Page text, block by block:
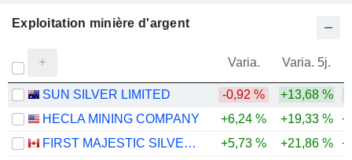
Exploitation minière d'argent
Varia. Varia. 5j.
SUN SILVER LIMITED -0,92 % +13,68 %
HECLA MINING COMPANY
+6,24 % +19,33 %
FIRST MAJESTIC SILVER CORP.
+5,73 % +21,86 %